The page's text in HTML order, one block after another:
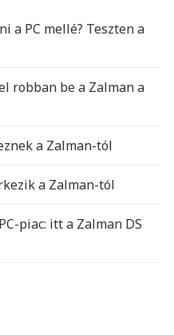
a PC mellé? Teszten a
robban be a Zalman a
a Zalman-tól
a Zalman-tól
piac: itt a Zalman DS